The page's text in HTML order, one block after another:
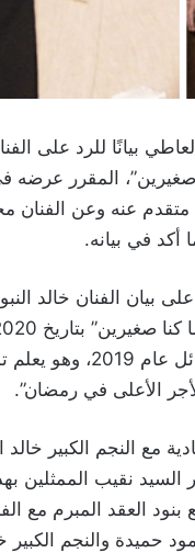
بيانًا للرد على
صغيرين”، المقرر عرضه
متقدم عنه وعن الفنان
أكد في بيانه.
الفنان خالد
هو آخر تعاقد في المسلسل
الأعلى في رمضان”.
مع النجم الكبير خالد
وتم إخطار السيد نقيب
بنود العقد المبرم مع
حميدة والنجم الكبير